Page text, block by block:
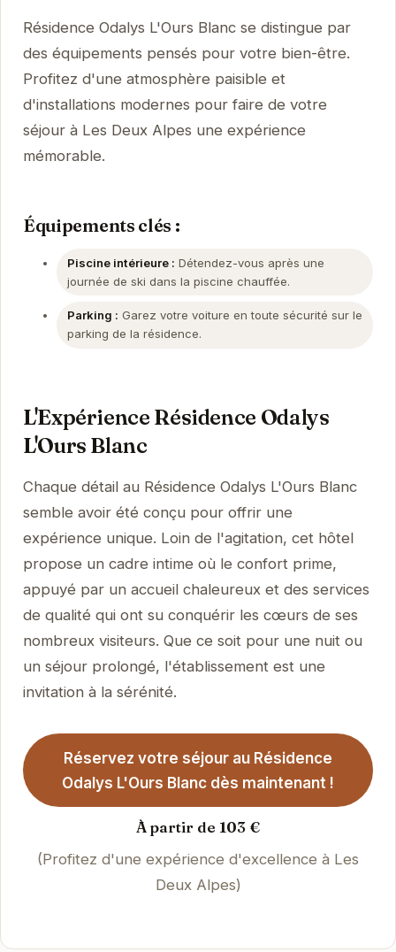
Résidence Odalys L'Ours Blanc se distingue par
des équipements pensés pour votre bien-être.
Profitez d'une atmosphère paisible et
d'installations modernes pour faire de votre
séjour à Les Deux Alpes une expérience
mémorable.
Équipements clés :
Piscine intérieure : Détendez-vous après une
journée de ski dans la piscine chauffée.
Parking : Garez votre voiture en toute sécurité sur le
parking de la résidence.
L'Expérience Résidence Odalys
L'Ours Blanc
Chaque détail au Résidence Odalys L'Ours Blanc
semble avoir été conçu pour offrir une
expérience unique. Loin de l'agitation, cet hôtel
propose un cadre intime où le confort prime,
appuyé par un accueil chaleureux et des services
de qualité qui ont su conquérir les cœurs de ses
nombreux visiteurs. Que ce soit pour une nuit ou
un séjour prolongé, l'établissement est une
invitation à la sérénité.
Réservez votre séjour au Résidence
Odalys L'Ours Blanc dès maintenant !
À partir de 103 €
(Profitez d'une expérience d'excellence à Les
Deux Alpes)